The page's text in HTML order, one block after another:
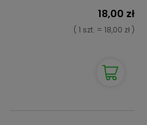
18,00 zł
( 1 szt. = 18,00 zł )